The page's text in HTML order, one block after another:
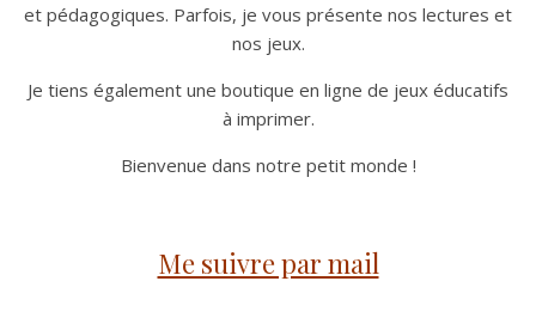
et pédagogiques. Parfois, je vous présente nos lectures et
nos jeux.
Je tiens également une boutique en ligne de jeux éducatifs
à imprimer.
Bienvenue dans notre petit monde !
Me suivre par mail